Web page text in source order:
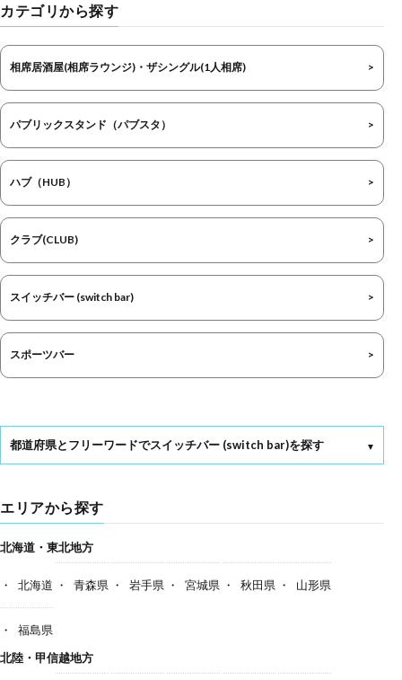
カテゴリから探す
相席居酒屋(相席ラウンジ)・ザシングル(1人相席)
パブリックスタンド（パブスタ）
ハブ（HUB）
クラブ(CLUB)
スイッチバー (switch bar)
スポーツバー
都道府県とフリーワードでスイッチバー (switch bar)を探す
エリアから探す
北海道・東北地方
北海道 青森県 岩手県 宮城県 秋田県 山形県
福島県
北陸・甲信越地方